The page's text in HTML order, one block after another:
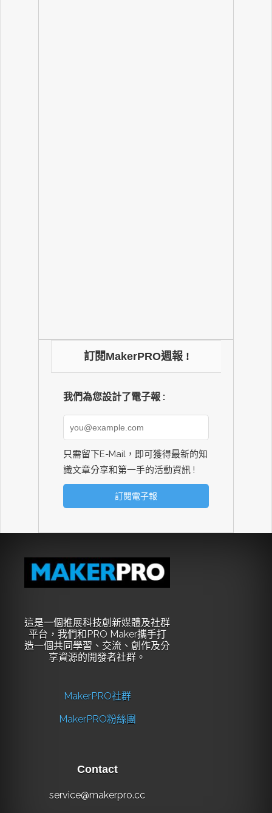
訂閱MakerPRO週報 !
我們為您設計了電子報 :
只需留下E-Mail，即可獲得最新的知
識文章分享和第一手的活動資訊 !
這是一個推展科技創新媒體及社群
平台，我們和PRO Maker攜手打
造一個共同學習、交流、創作及分
享資源的開發者社群。
MakerPRO社群
MakerPRO粉絲團
Contact
service@makerpro.cc